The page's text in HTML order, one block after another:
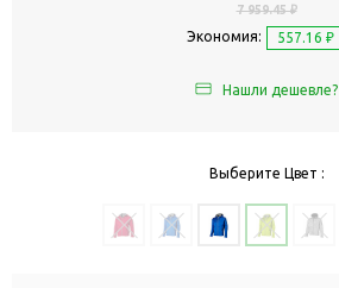
7 959.45 ₽
Экономия: 557.16 ₽
Нашли дешевле?
Выберите Цвет :